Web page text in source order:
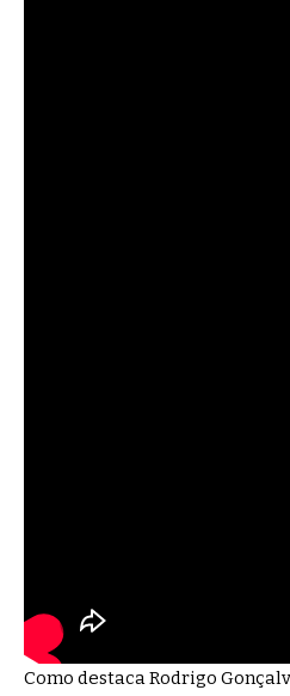
Como destaca Rodrigo